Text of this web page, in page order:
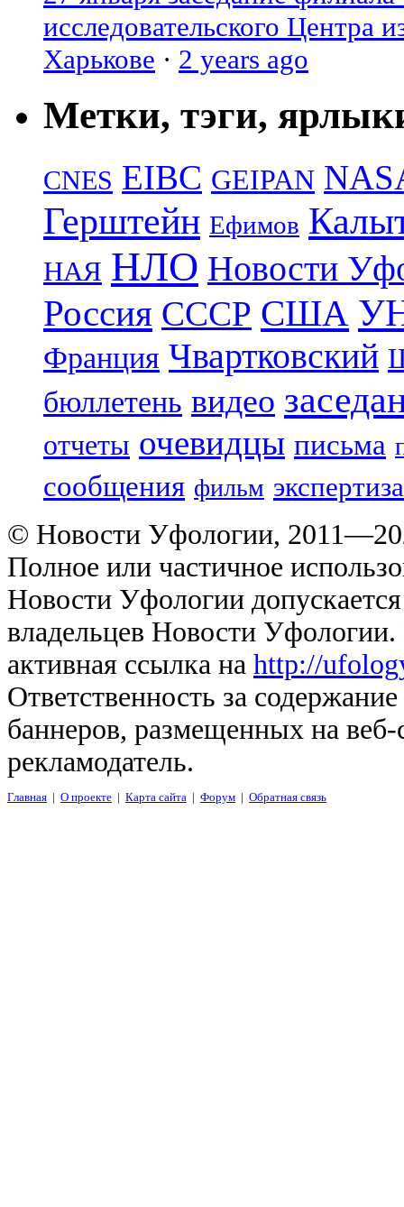
исследовательского Центра
Харькове · 2 years ago
Метки, тэги,
CNES EIBC GEIPAN
Герштейн Ефимов
НАЯ НЛО Новости
Россия СССР США
Франция Чвартковский
бюллетень видео
отчеты очевидцы письма
сообщения фильм экспертиза
© Новости Уфологии,
Полное или частичное
Новости Уфологии
владельцев Новости
активная ссылка на http://
Ответственность за
баннеров, размещенных на
рекламодатель.
Главная | О проекте | Карта сайта | Форум | Обратная связь